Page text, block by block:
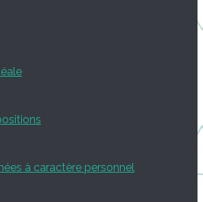
à caractère personnel